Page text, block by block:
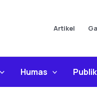
Artikel
Humas